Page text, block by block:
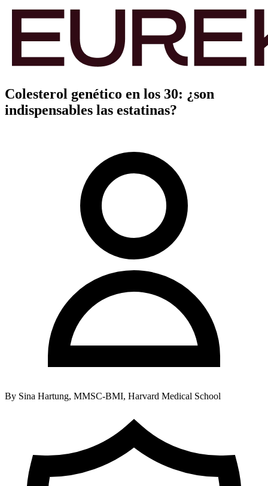
Colesterol genético en los 30: ¿son
indispensables las estatinas?
By Sina Hartung, MMSC-BMI, Harvard Medical School